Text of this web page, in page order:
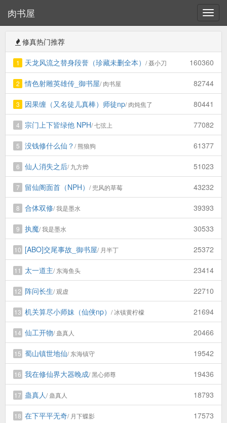
肉书屋
修真热门推荐
1 天龙风流之替身段誉（珍藏未删全本） / 聂小刀 160360
2 情色射雕英雄传_御书屋/ 肉书屋 82744
3 因果缠（又名徒儿真棒）师徒np/ 肉炖焦了 80441
4 宗门上下皆绿他 NPH/ 七弦上 77082
5 没钱修什么仙？/ 熊狼狗 61377
6 仙人消失之后/ 九方烨 51023
7 留仙阁面首（NPH） / 兜风的草莓 43232
8 合体双修/ 我是墨水 39393
9 执魔/ 我是墨水 30533
10 [ABO]交尾事故_御书屋/ 月半丁 25372
11 太一道主/ 东海鱼头 23414
12 阵问长生/ 观虚 22710
13 机关算尽小师妹（仙侠np） / 冰镇黄柠檬 21694
14 仙工开物/ 蛊真人 20466
15 蜀山镇世地仙/ 东海镇守 19542
16 我在修仙界大器晚成/ 黑心师尊 19436
17 蛊真人/ 蛊真人 18793
18 在下平平无奇/ 月下蝶影 17573